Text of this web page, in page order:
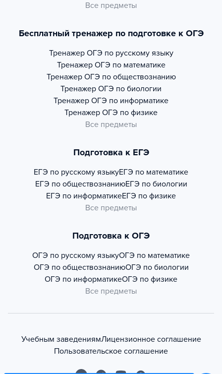
Все предметы
Бесплатный тренажер по подготовке к ОГЭ
Тренажер ОГЭ по русскому языку
Тренажер ОГЭ по математике
Тренажер ОГЭ по обществознанию
Тренажер ОГЭ по биологии
Тренажер ОГЭ по информатике
Тренажер ОГЭ по физике
Все предметы
Подготовка к ЕГЭ
ЕГЭ по русскому языкуЕГЭ по математике
ЕГЭ по обществознаниюЕГЭ по биологии
ЕГЭ по информатикеЕГЭ по физике
Все предметы
Подготовка к ОГЭ
ОГЭ по русскому языкуОГЭ по математике
ОГЭ по обществознаниюОГЭ по биологии
ОГЭ по информатикеОГЭ по физике
Все предметы
Учебным заведениямЛицензионное соглашение
Пользовательское соглашение